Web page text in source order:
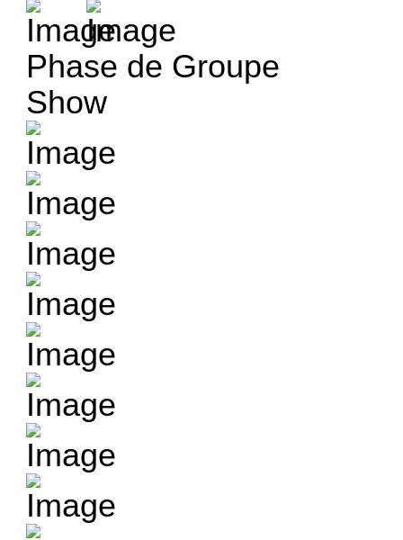
Phase de Groupe
Show